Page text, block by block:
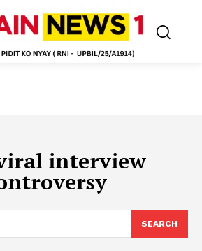
interview
SEARCH